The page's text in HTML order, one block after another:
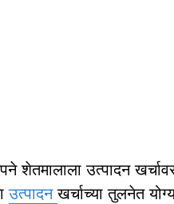
शेतमालाला उत्पादन
उत्पादनखर्चाच्या तुलनेत